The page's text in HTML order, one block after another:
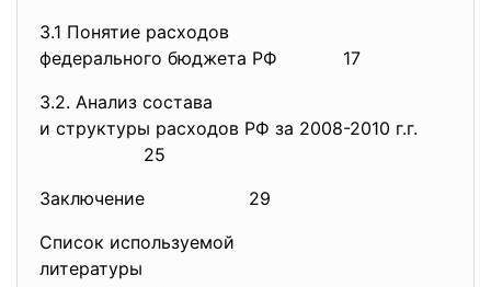
3.1 Понятие расходов
федерального бюджета РФ
17
3.2. Анализ состава
и структуры расходов РФ за 2008-2010 г.г.
25
Заключение 29
Список используемой
литературы